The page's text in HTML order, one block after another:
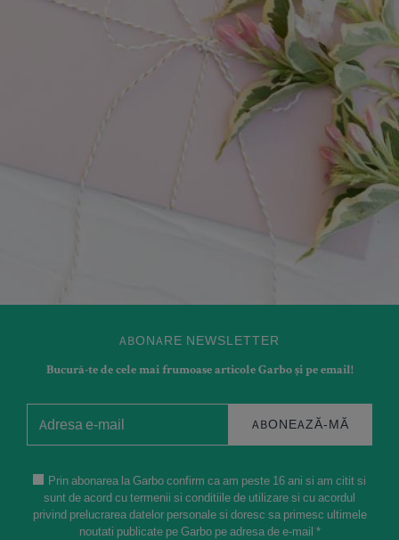
ABONARE NEWSLETTER
Bucură-te de cele mai frumoase articole Garbo și pe email!
ABONEAZĂ-MĂ
Prin abonarea la Garbo confirm ca am peste 16 ani si am citit si
sunt de acord cu termenii si conditiile de utilizare si cu acordul
privind prelucrarea datelor personale si doresc sa primesc ultimele
noutati publicate pe Garbo pe adresa de e-mail *